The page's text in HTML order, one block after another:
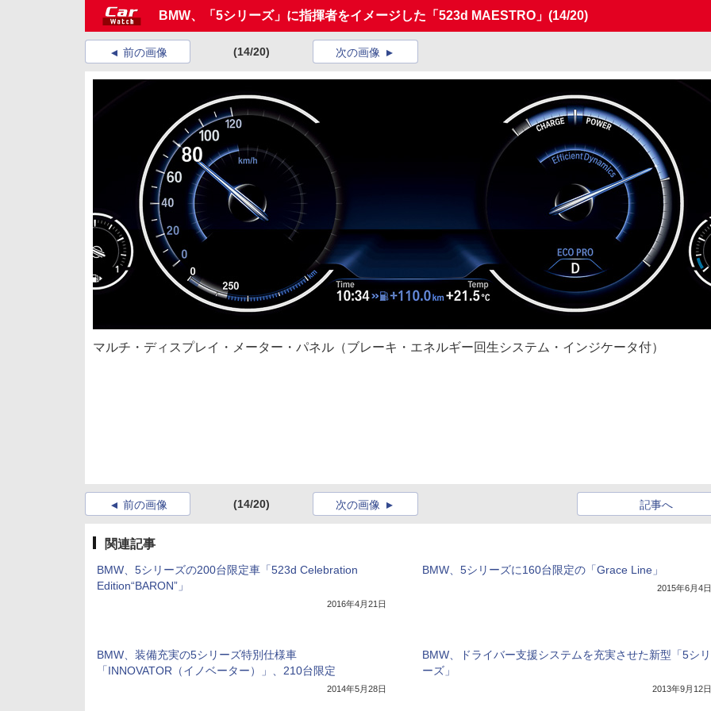
BMW、「5シリーズ」に指揮者をイメージした「523d MAESTRO」 (14/20)
前の画像 (14/20) 次の画像
マルチ・ディスプレイ・メーター・パネル（ブレーキ・エネルギー回生システム・インジケータ付）
前の画像 (14/20) 記事へ
次の画像
関連記事
BMW、5シリーズの200台限定車「523d Celebration
Edition“BARON”」
2016年4月21日
BMW、5シリーズに160台限定の「Grace Line」
2015年6月4日
BMW、装備充実の5シリーズ特別仕様車
「INNOVATOR（イノベーター）」、210台限定
2014年5月28日
BMW、ドライバー支援システムを充実させた新型「5シリ
ーズ」
2013年9月12日